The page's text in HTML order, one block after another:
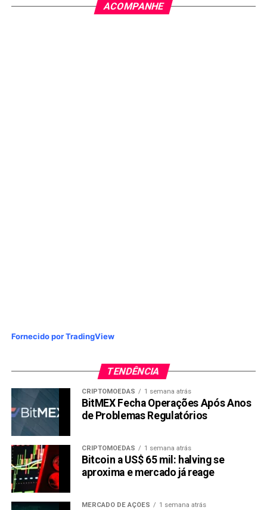
ACOMPANHE
Fornecido por TradingView
TENDÊNCIA
CRIPTOMOEDAS 1 semana atrás
BitMEX Fecha Operações Após Anos
de Problemas Regulatórios
CRIPTOMOEDAS 1 semana atrás
Bitcoin a US$ 65 mil: halving se
aproxima e mercado já reage
MERCADO DE AÇÕES 1 semana atrás